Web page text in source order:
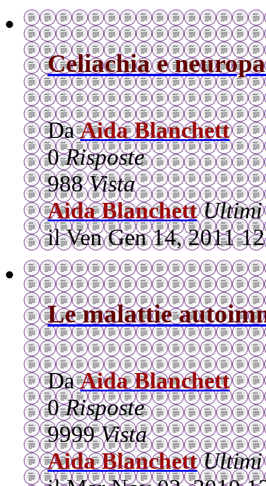
Celiachia e
DaAida Blanchett
0Risposte
988Vista
Aida Blanchett Ultimi
il Ven Gen 14, 2011
Le malattie
DaAida Blanchett
0Risposte
9999Vista
Aida Blanchett Ultimi